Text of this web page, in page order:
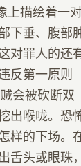
上描绘着一
下垂、腹部
对罪人的还
反第一原则
会被砍断双
出喉咙。恐
样的下场。
舌头或眼珠